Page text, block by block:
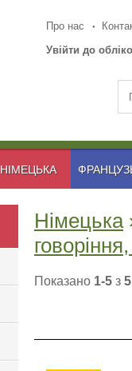
Про нас
Увійти до
НІМЕЦЬКА
Німецька
Показано 1-5 з 5